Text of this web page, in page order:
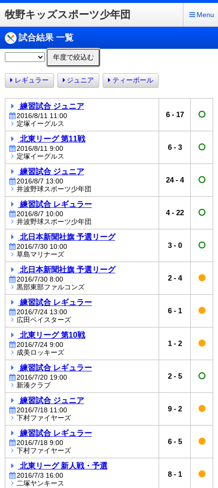
牧野キッズスポーツ少年団 Menu
試合結果 一覧
年度で絞込む
レギュラー ジュニア ティーボール
練習試合 ジュニア
2016/8/11 11:00
定塚イーグルス
6- 17
北東リーグ 第11戦
2016/8/11 9:00
定塚イーグルス
6- 3
練習試合 ジュニア
2016/8/7 13:00
井波野球スポーツ少年団
24- 4
練習試合 レギュラー
2016/8/7 10:00
井波野球スポーツ少年団
4- 22
北日本新聞社旗 予選リーグ
2016/7/30 10:00
草島マリナーズ
3- 0
北日本新聞社旗 予選リーグ
2016/7/30 8:00
黒部東部ファルコンズ
2- 4
練習試合 レギュラー
2016/7/24 13:00
広田ベイスターズ
6- 1
北東リーグ 第10戦
2016/7/24 9:00
成美ロッキーズ
1- 2
練習試合 レギュラー
2016/7/20 19:00
新湊クラブ
2- 5
練習試合 ジュニア
2016/7/18 11:00
下村ファイヤーズ
9- 2
練習試合 レギュラー
2016/7/18 9:00
下村ファイヤーズ
6- 5
北東リーグ 新人戦・予選
2016/7/3 16:00
二塚ヤンキース
8- 1